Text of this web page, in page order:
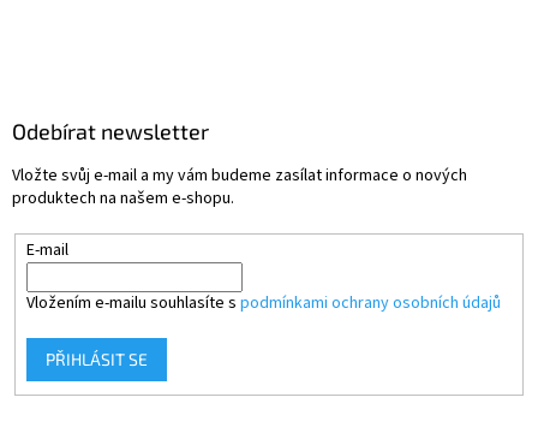
Odebírat newsletter
Vložte svůj e-mail a my vám budeme zasílat informace o nových
produktech na našem e-shopu.
E-mail
Vložením e-mailu souhlasíte s podmínkami ochrany osobních údajů
PŘIHLÁSIT SE